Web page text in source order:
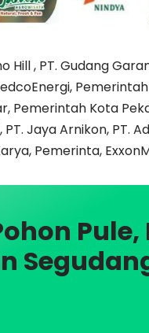
Hill , PT. Gudang
Pemerintah Kota
Jaya Arnikon, PT.
Pemerinta,
Pule,